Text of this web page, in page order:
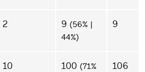
2 9 (56% |
44%)
9
10 100 (71%
106